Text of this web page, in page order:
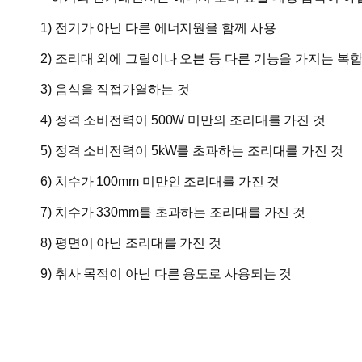
1) 전기가 아닌 다른 에너지원을 함께 사용
2) 조리대 외에 그릴이나 오븐 등 다른 기능을 가지는 복
3) 음식을 직접가열하는 것
4) 정격 소비전력이 500W 미만의 조리대를 가진 것
5) 정격 소비전력이 5kW를 초과하는 조리대를 가진 것
6) 치수가 100mm 미만인 조리대를 가진 것
7) 치수가 330mm를 초과하는 조리대를 가진 것
8) 평면이 아닌 조리대를 가진 것
9) 취사 목적이 아닌 다른 용도로 사용되는 것